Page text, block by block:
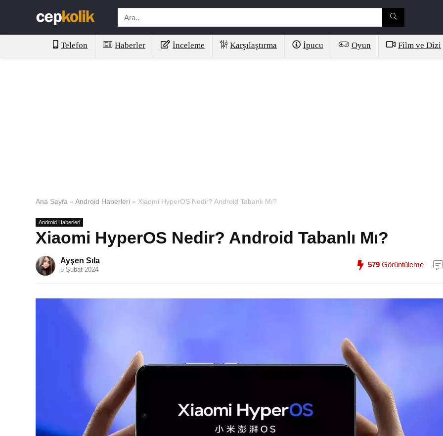
Telefon Haberler İnceleme Karşılaştırma İpucu Oyun Film ve Dizi
Ana Sayfa » Android Haberleri » Xiaomi HyperOS Nedir? Android Tabanlı Mı?
Android Haberleri
Xiaomi HyperOS Nedir? Android Tabanlı Mı?
Ayşen Sıla
5 Şubat 2024
579 Görüntüleme